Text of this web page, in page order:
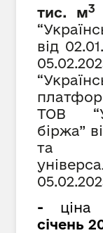
тис. м3
від
ТОВ
біржа”
та
05
- ціна
січень